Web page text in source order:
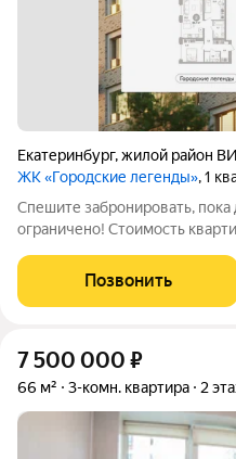
Екатеринбург,жилой район
ЖК «Городские легенды», 1
Спешите забронировать,
ограничено! Стоимость
подробно расскажем.
застройщика с предчистовой
Позвонить
7 500 000 ₽
66 м² 3-комн. квартира 2